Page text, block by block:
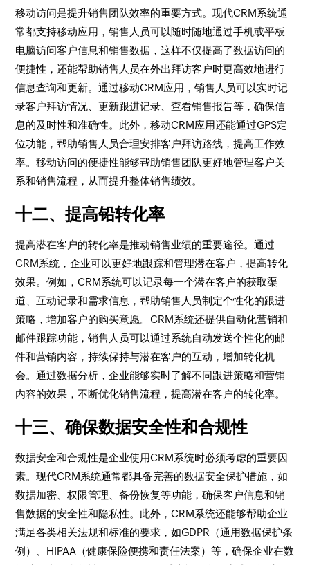
移动访问是提升销售团队效率的重要方式。现代CRM系统通
常都支持移动应用，销售人员可以随时随地通过手机或平板
电脑访问客户信息和销售数据，这样不仅提高了数据访问的
便捷性，还能帮助销售人员在外出拜访客户时更高效地进行
信息查询和更新。通过移动CRM应用，销售人员可以实时记
录客户拜访情况、更新跟进记录、查看销售报告等，确保信
息的及时性和准确性。此外，移动CRM应用还能通过GPS定
位功能，帮助销售人员合理安排客户拜访路线，提高工作效
率。移动访问的便捷性能够帮助销售团队更好地管理客户关
系和销售流程，从而提升整体销售绩效。
十二、提高铅转化率
提高潜在客户的转化率是推动销售业绩的重要途径。通过
CRM系统，企业可以更好地跟踪和管理潜在客户，提高转化
效果。例如，CRM系统可以记录每一个潜在客户的获取渠
道、互动记录和需求信息，帮助销售人员制定个性化的跟进
策略，增加客户的购买意愿。CRM系统还提供自动化营销和
邮件跟踪功能，销售人员可以通过系统自动发送个性化的邮
件和营销内容，持续保持与潜在客户的互动，增加转化机
会。通过数据分析，企业能够实时了解不同跟进策略和营销
内容的效果，不断优化销售流程，提高潜在客户的转化率。
十三、确保数据安全性和合规性
数据安全和合规性是企业使用CRM系统时必须考虑的重要因
素。现代CRM系统通常都具备完善的数据安全保护措施，如
数据加密、权限管理、备份恢复等功能，确保客户信息和销
售数据的安全性和隐私性。此外，CRM系统还能够帮助企业
满足各类相关法规和标准的要求，如GDPR（通用数据保护条
例）、HIPAA（健康保险便携和责任法案）等，确保企业在数